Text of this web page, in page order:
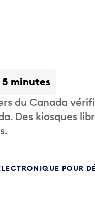
5 minutes
du Canada
Des kiosques
POUR